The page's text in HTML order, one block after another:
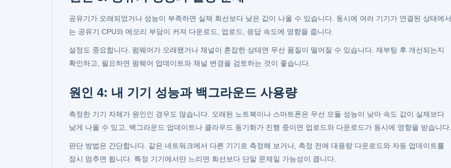
공유기가 오래되었거나 성능이 부족하면 실제 회선보다 낮은 값이 나올 수 있습니다. 동시에 여러 기기가 연결된 상태에서
는 공유기 CPU와 메모리 부담이 커져 다운로드, 업로드, 응답 속도에 영향을 줍니다.
설정도 중요합니다. 펌웨어가 오래됐거나 채널이 혼잡한 상태면 무선 품질이 떨어질 수 있습니다. 재부팅 후 개선되는지
확인하고, 필요하면 펌웨어 업데이트와 채널 변경을 검토하는 것이 좋습니다.
원인 4: 내 기기 성능과 백그라운드 사용량
측정한 기기 자체가 원인인 경우도 많습니다. 오래된 노트북이나 스마트폰은 무선 모듈 성능이 낮아 속도 값이 실제보다
낮게 나올 수 있고, 백그라운드 업데이트나 클라우드 동기화가 진행 중이면 업로드와 다운로드가 동시에 영향을 받습니다.
판단 방법은 간단합니다. 같은 네트워크에서 다른 기기로 측정해 보거나, 측정 전에 대용량 다운로드와 자동 업데이트를
잠시 멈추면 됩니다. 특정 기기에서만 느리면 회선보다 단말 문제일 가능성이 큽니다.